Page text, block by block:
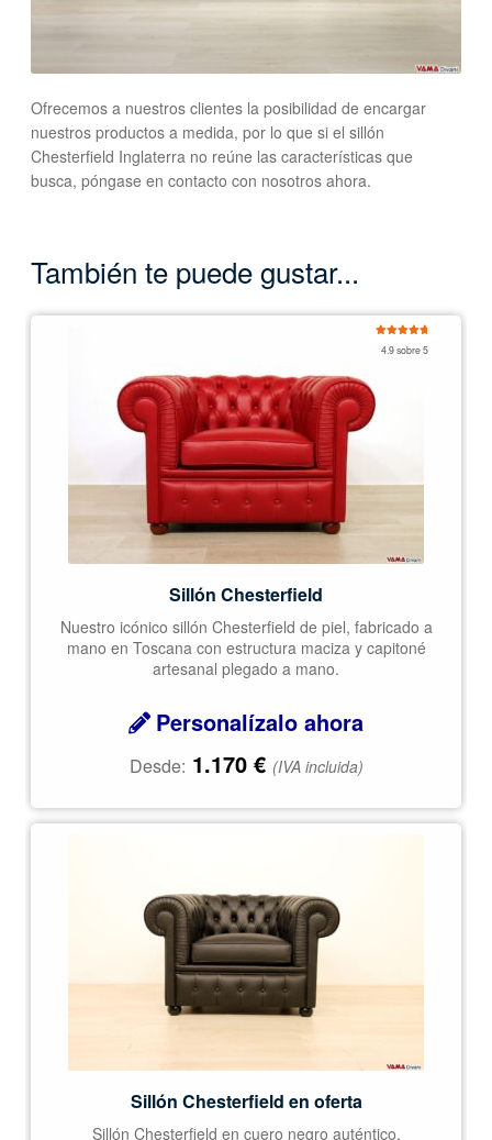
Ofrecemos a nuestros clientes la posibilidad de encargar
nuestros productos a medida, por lo que si el sillón
Chesterfield Inglaterra no reúne las características que
busca, póngase en contacto con nosotros ahora.
También te puede gustar...
4.9 sobre 5
Sillón Chesterfield
Nuestro icónico sillón Chesterfield de piel, fabricado a
mano en Toscana con estructura maciza y capitoné
artesanal plegado a mano.
Personalízalo ahora
Desde: 1.170 € (IVA incluida)
Sillón Chesterfield en oferta
Sillón Chesterfield en cuero negro auténtico.